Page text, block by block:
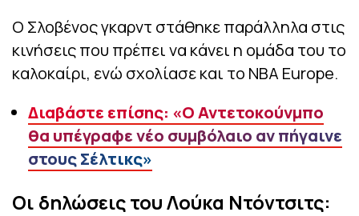
Ο Σλοβένος γκαρντ στάθηκε παράλληλα στις
κινήσεις που πρέπει να κάνει η ομάδα του το
καλοκαίρι, ενώ σχολίασε και το NBA Europe.
Διαβάστε επίσης: «Ο Αντετοκούνμπο
θα υπέγραφε νέο συμβόλαιο αν πήγαινε
στους Σέλτικς»
Οι δηλώσεις του Λούκα Ντόντσιτς: